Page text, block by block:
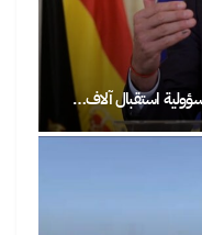
استقبال آلاف…